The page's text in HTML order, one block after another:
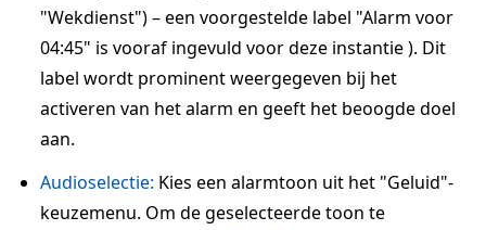
"Wekdienst") – een voorgestelde label "Alarm voor
04:45" is vooraf ingevuld voor deze instantie ). Dit
label wordt prominent weergegeven bij het
activeren van het alarm en geeft het beoogde doel
aan.
Audioselectie: Kies een alarmtoon uit het "Geluid"-
keuzemenu. Om de geselecteerde toon te